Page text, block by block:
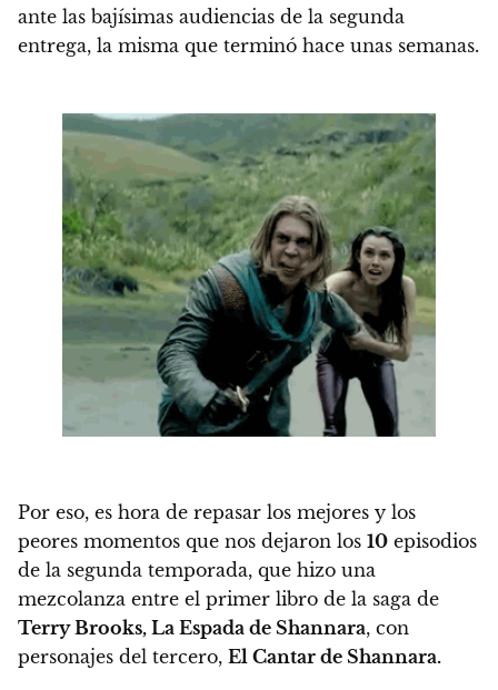
ante las bajísimas audiencias de la segunda
entrega, la misma que terminó hace unas semanas.
Por eso, es hora de repasar los mejores y los
peores momentos que nos dejaron los 10 episodios
de la segunda temporada, que hizo una
mezcolanza entre el primer libro de la saga de
Terry Brooks, La Espada de Shannara, con
personajes del tercero, El Cantar de Shannara.